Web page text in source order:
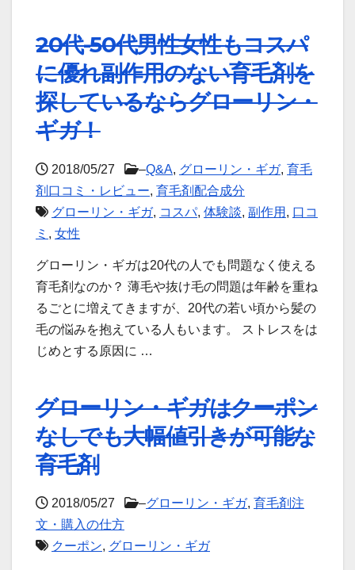
20代-50代男性女性もコスパ
に優れ副作用のない育毛剤を
探しているならグローリン・
ギガ！
2018/05/27 –Q&A, グローリン・ギガ, 育毛
剤口コミ・レビュー, 育毛剤配合成分
グローリン・ギガ, コスパ, 体験談, 副作用 , 口コ
ミ , 女性
グローリン・ギガは20代の人でも問題なく使える
育毛剤なのか？ 薄毛や抜け毛の問題は年齢を重ね
るごとに増えてきますが、20代の若い頃から髪の
毛の悩みを抱えている人もいます。 ストレスをは
じめとする原因に …
グローリン・ギガはクーポン
なしでも大幅値引きが可能な
育毛剤
2018/05/27 –グローリン・ギガ, 育毛剤注
文・購入の仕方
クーポン, グローリン・ギガ